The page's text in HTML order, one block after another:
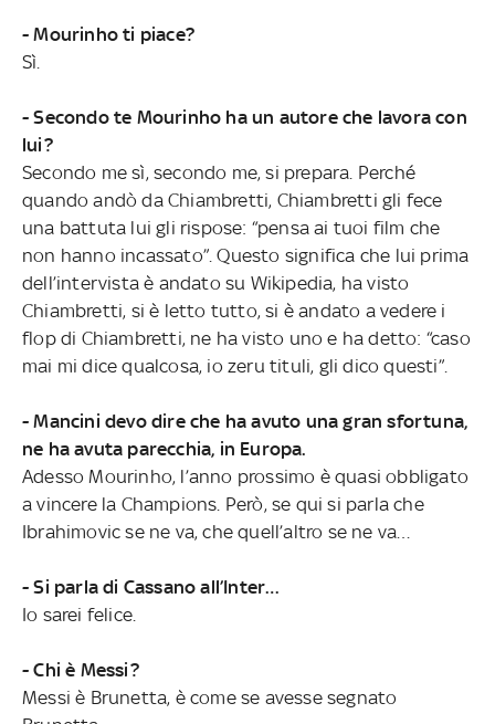
- Mourinho ti piace?
Sì.
- Secondo te Mourinho ha un autore che lavora con
lui?
Secondo me sì, secondo me, si prepara. Perché
quando andò da Chiambretti, Chiambretti gli fece
una battuta lui gli rispose: “pensa ai tuoi film che
non hanno incassato”. Questo significa che lui prima
dell’intervista è andato su Wikipedia, ha visto
Chiambretti, si è letto tutto, si è andato a vedere i
flop di Chiambretti, ne ha visto uno e ha detto: “caso
mai mi dice qualcosa, io zeru tituli, gli dico questi”.
- Mancini devo dire che ha avuto una gran sfortuna,
ne ha avuta parecchia, in Europa.
Adesso Mourinho, l’anno prossimo è quasi obbligato
a vincere la Champions. Però, se qui si parla che
Ibrahimovic se ne va, che quell’altro se ne va…
- Si parla di Cassano all’Inter…
Io sarei felice.
- Chi è Messi?
Messi è Brunetta, è come se avesse segnato